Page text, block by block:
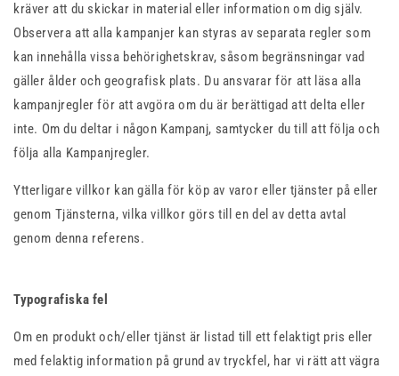
kräver att du skickar in material eller information om dig själv.
Observera att alla kampanjer kan styras av separata regler som
kan innehålla vissa behörighetskrav, såsom begränsningar vad
gäller ålder och geografisk plats. Du ansvarar för att läsa alla
kampanjregler för att avgöra om du är berättigad att delta eller
inte. Om du deltar i någon Kampanj, samtycker du till att följa och
följa alla Kampanjregler.
Ytterligare villkor kan gälla för köp av varor eller tjänster på eller
genom Tjänsterna, vilka villkor görs till en del av detta avtal
genom denna referens.
Typografiska fel
Om en produkt och/eller tjänst är listad till ett felaktigt pris eller
med felaktig information på grund av tryckfel, har vi rätt att vägra